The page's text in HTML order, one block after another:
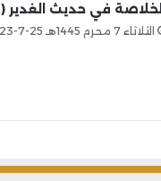
الخلاصة في حديث الغدير (٢٤)
الثلاثاء 7 محرم 1445هـ 25-7-2023م